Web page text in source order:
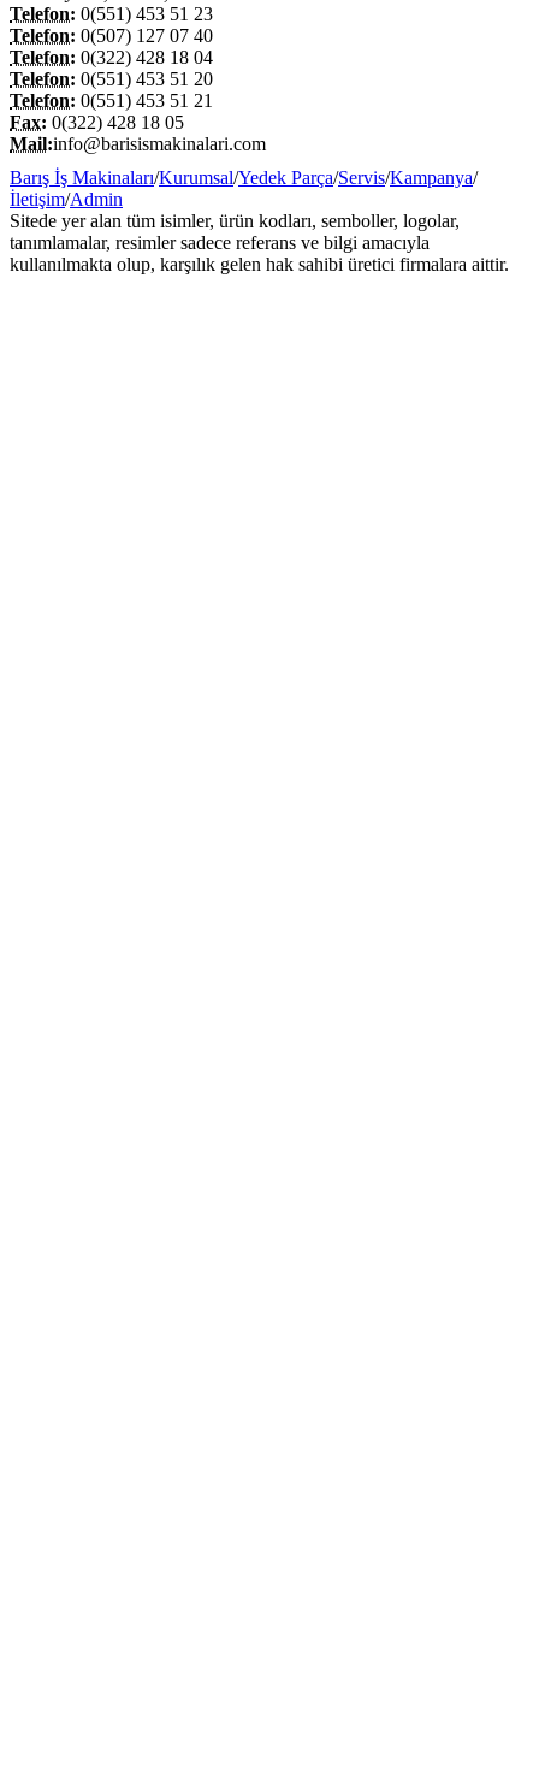
Telefon: 0(551) 453 51 23
Telefon: 0(507) 127 07 40
Telefon: 0(322) 428 18 04
Telefon: 0(551) 453 51 20
Telefon: 0(551) 453 51 21
Fax: 0(322) 428 18 05
Mail:info@barisismakinalari.com
Barış İş Makinaları/Kurumsal/Yedek Parça/Servis/Kampanya/
İletişim/Admin
Sitede yer alan tüm isimler, ürün kodları, semboller, logolar,
tanımlamalar, resimler sadece referans ve bilgi amacıyla
kullanılmakta olup, karşılık gelen hak sahibi üretici firmalara aittir.